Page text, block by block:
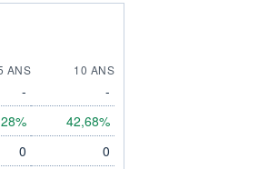
ANS
10 ANS
- -
42,68%
0 0